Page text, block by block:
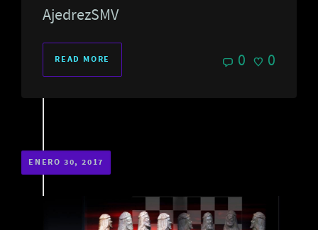
AjedrezSMV
READ MORE 0 0
ENERO 30, 2017